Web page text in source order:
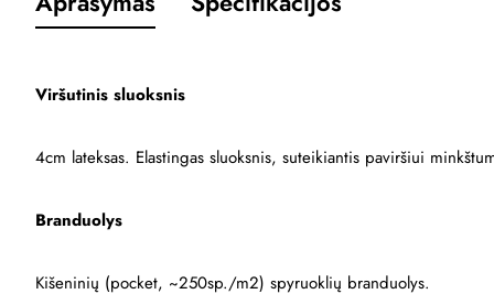
Viršutinis sluoksnis
4cm lateksas. Elastingas sluoksnis, suteikiantis paviršiui
Branduolys
Kišeninių (pocket, ~250sp./m2) spyruoklių branduolys.